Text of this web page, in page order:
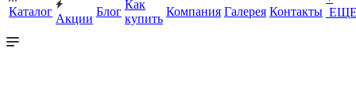
Каталог
Акции
Блог
Как
купить
Компания Галерея Контакты